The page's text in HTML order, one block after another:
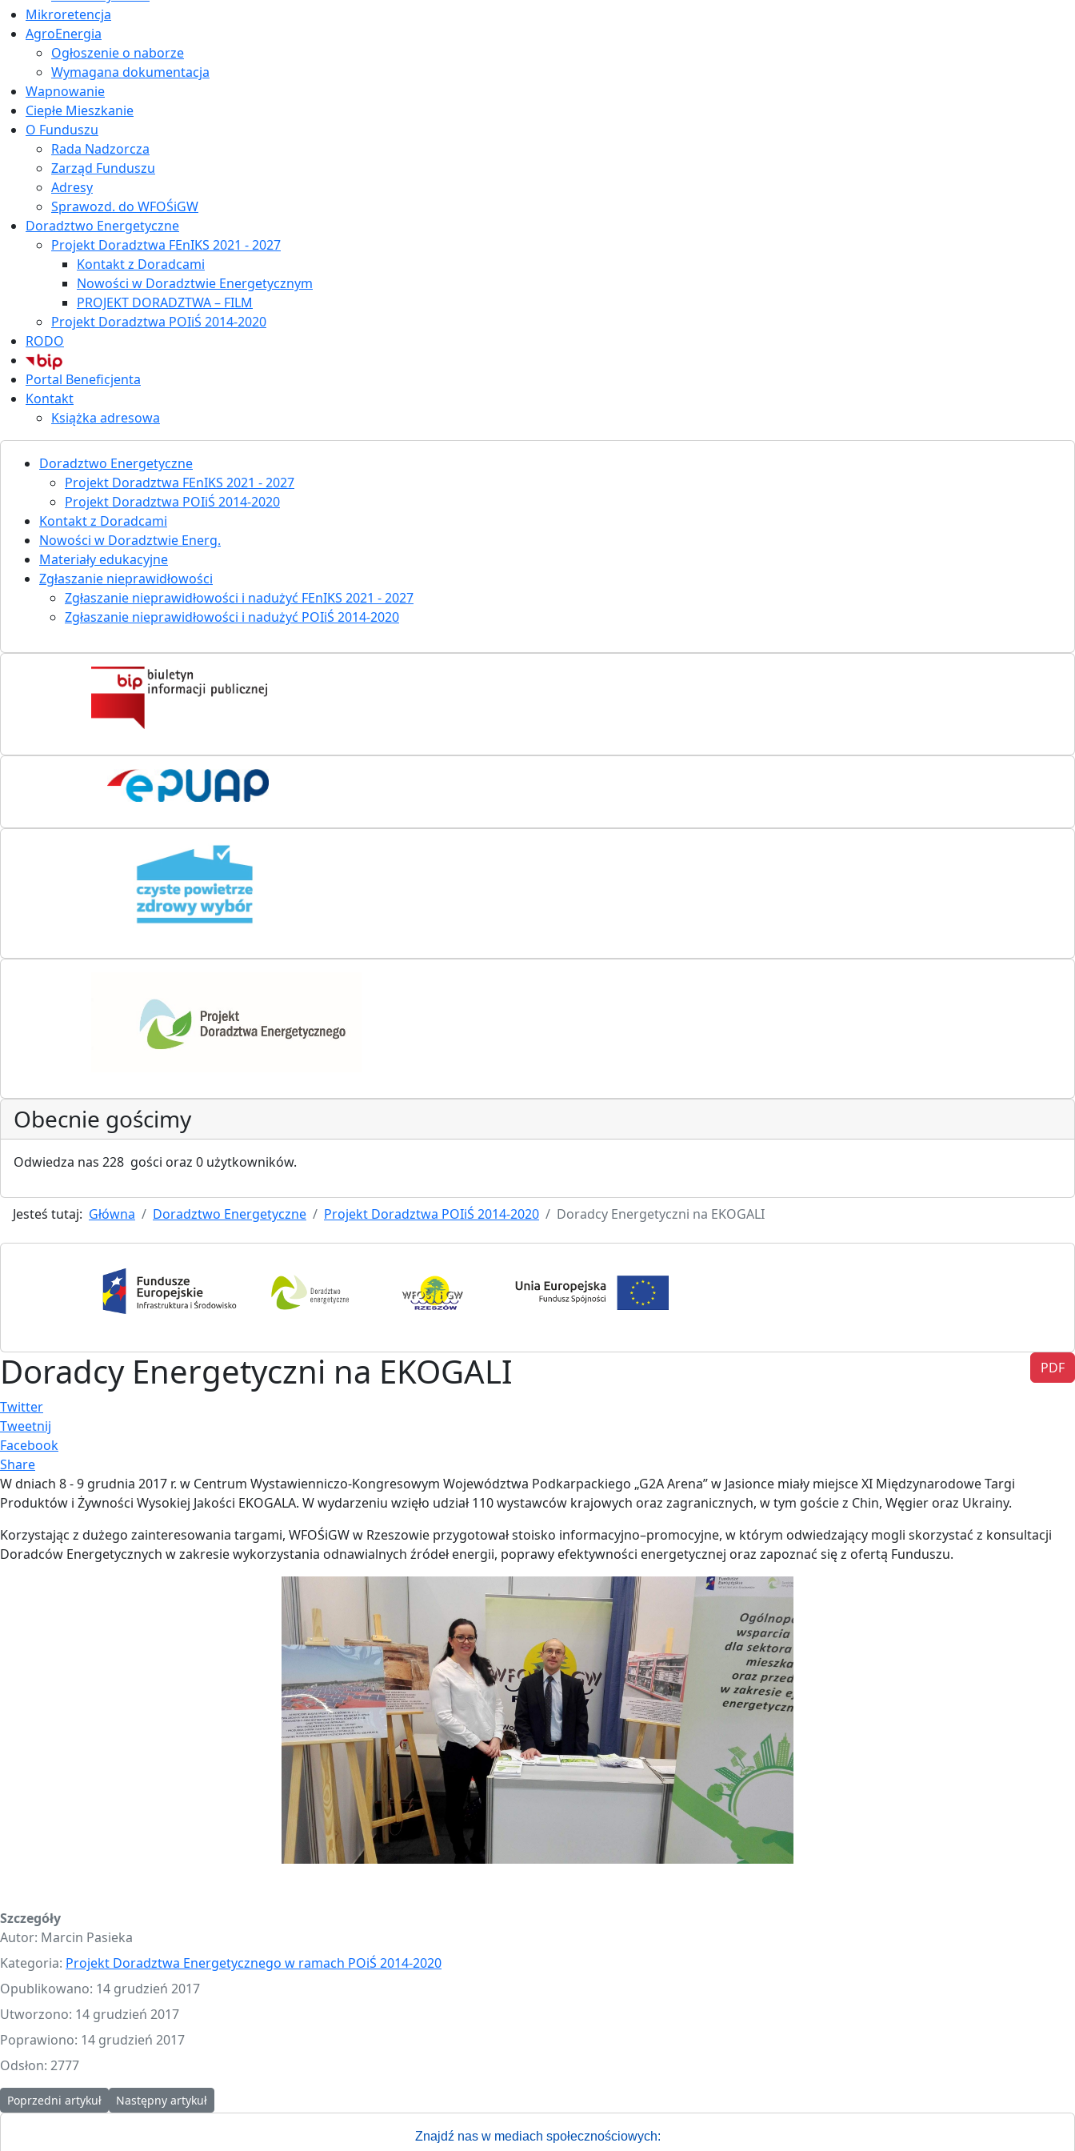
Mikroretencja
AgroEnergia
Ogłoszenie o naborze
Wymagana dokumentacja
Wapnowanie
Ciepłe Mieszkanie
O Funduszu
Rada Nadzorcza
Zarząd Funduszu
Adresy
Sprawozd. do WFOŚiGW
Doradztwo Energetyczne
Projekt Doradztwa FEnIKS 2021 - 2027
Kontakt z Doradcami
Nowości w Doradztwie Energetycznym
PROJEKT DORADZTWA – FILM
Projekt Doradztwa POIiŚ 2014-2020
RODO
Portal Beneficjenta
Kontakt
Książka adresowa
Doradztwo Energetyczne
Projekt Doradztwa FEnIKS 2021 - 2027
Projekt Doradztwa POIiŚ 2014-2020
Kontakt z Doradcami
Nowości w Doradztwie Energ.
Materiały edukacyjne
Zgłaszanie nieprawidłowości
Zgłaszanie nieprawidłowości i nadużyć FEnIKS 2021 - 2027
Zgłaszanie nieprawidłowości i nadużyć POIiŚ 2014-2020
Obecnie gościmy
Odwiedza nas 228 gości oraz 0 użytkowników.
Jesteś tutaj: Główna Doradztwo Energetyczne Projekt Doradztwa POIiŚ 2014-2020 Doradcy Energetyczni na EKOGALI
PDF
Doradcy Energetyczni na EKOGALI
Twitter
Tweetnij
Facebook
Share
W dniach 8 - 9 grudnia 2017 r. w Centrum Wystawienniczo-Kongresowym Województwa Podkarpackiego „G2A Arena” w Jasionce miały miejsce XI Międzynarodowe Targi
Produktów i Żywności Wysokiej Jakości EKOGALA. W wydarzeniu wzięło udział 110 wystawców krajowych oraz zagranicznych, w tym goście z Chin, Węgier oraz Ukrainy.
Korzystając z dużego zainteresowania targami, WFOŚiGW w Rzeszowie przygotował stoisko informacyjno–promocyjne, w którym odwiedzający mogli skorzystać z konsultacji
Doradców Energetycznych w zakresie wykorzystania odnawialnych źródeł energii, poprawy efektywności energetycznej oraz zapoznać się z ofertą Funduszu.
Szczegóły
Autor: Marcin Pasieka
Kategoria: Projekt Doradztwa Energetycznego w ramach POiŚ 2014-2020
Opublikowano: 14 grudzień 2017
Utworzono: 14 grudzień 2017
Poprawiono: 14 grudzień 2017
Odsłon: 2777
Poprzedni artykuł: KOMUNIKAT: zmiana terminu konferencji "Biogazownie jako element gospodarki o obiegu zamkniętym"
Poprzedni artykuł Następny artykuł: Konferencja Future Energy Forum
Następny artykuł
Znajdź nas w mediach społecznościowych: